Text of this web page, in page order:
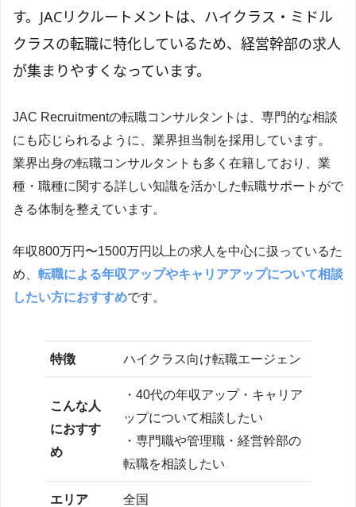
す。JACリクルートメントは、ハイクラス・ミドル
クラスの転職に特化しているため、経営幹部の求人
が集まりやすくなっています。
JAC Recruitmentの転職コンサルタントは、専門的な相談
にも応じられるように、業界担当制を採用しています。
業界出身の転職コンサルタントも多く在籍しており、業
種・職種に関する詳しい知識を活かした転職サポートがで
きる体制を整えています。
年収800万円〜1500万円以上の求人を中心に扱っているた
め、 転職による年収アップやキャリアアップについて相談
したい方におすすめです。
特徴 ハイクラス向け転職エージェン
こんな人
におすす
め
・40代の年収アップ・キャリア
ップについて相談したい
・専門職や管理職・経営幹部の
転職を相談したい
エリア 全国